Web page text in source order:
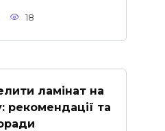
18
ламінат на
рекомендації та